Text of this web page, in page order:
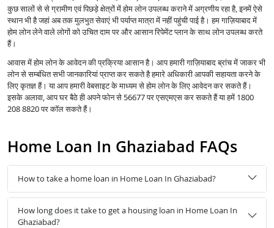
कुछ सालों से से ग्रामीण एवं पिछड़े क्षेत्रों में होम लोन उपलब्ध कराने में अग्रणीय रहा है, इनमें ऐसे
स्थान भी है जहां अब तक मुलभुत सेवाएं भी पर्याप्त मात्रा में नहीं पहुंची पाई है। हम गाज़ियाबाद में
होम लोन लेने वाले लोगों को उचित दाम पर और आसान रिपेमेंट प्लान के साथ लोन उपलब्ध करते
हैं।
आवास में होम लोन के आवेदन की प्रक्रिया आसान है। आप हमारी गाज़ियाबाद ब्रांच में जाकर भी
लोन से सम्बंधित सभी जानकारियां प्राप्त कर सकते है हमारे अधिकारी आपकी सहायता करने के
लिए कृतज्ञ हैं। या आप हमारी वेबसाइट के माध्यम से होम लोन के लिए आवेदन कर सकते हैं।
इसके अलावा, आप घर बैठे ही अपने फोन से 56677 पर एसएमएस कर सकते हैं या हमें 1800
208 8820 पर कॉल सकते हैं।
Home Loan In Ghaziabad FAQs
How to take a home loan in Home Loan In Ghaziabad?
How long does it take to get a housing loan in Home Loan In
Ghaziabad?